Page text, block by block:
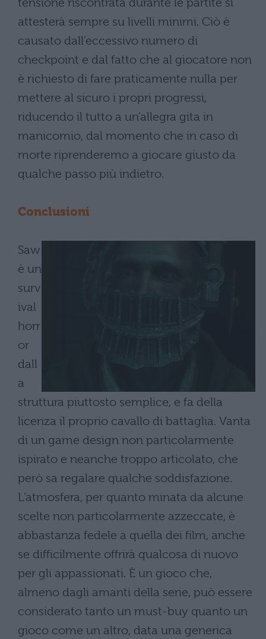
attesterà sempre su livelli minimi. Ciò è
causato dall’eccessivo numero di
checkpoint e dal fatto che al giocatore non
è richiesto di fare praticamente nulla per
mettere al sicuro i propri progressi,
riducendo il tutto a un’allegra gita in
manicomio, dal momento che in caso di
morte riprenderemo a giocare giusto da
qualche passo più indietro.
Conclusioni
Saw
è un
surv
ival
horr
or
dall
a
struttura piuttosto semplice, e fa della
licenza il proprio cavallo di battaglia. Vanta
di un game design non particolarmente
ispirato e neanche troppo articolato, che
però sa regalare qualche soddisfazione.
L’atmosfera, per quanto minata da alcune
scelte non particolarmente azzeccate, è
abbastanza fedele a quella dei film, anche
se difficilmente offrirà qualcosa di nuovo
per gli appassionati. È un gioco che,
almeno dagli amanti della serie, può essere
considerato tanto un must-buy quanto un
gioco come un altro, data una generica